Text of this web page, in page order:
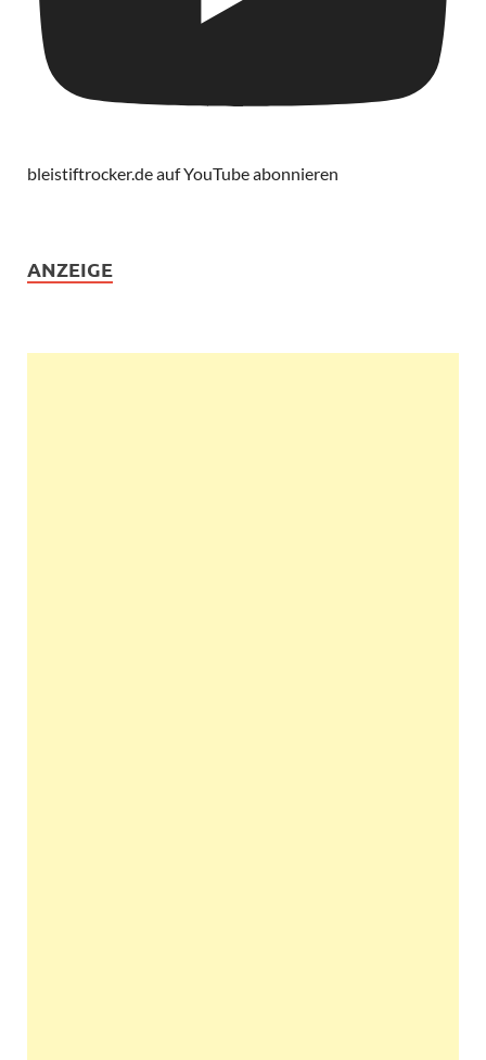
bleistiftrocker.de auf YouTube abonnieren
ANZEIGE